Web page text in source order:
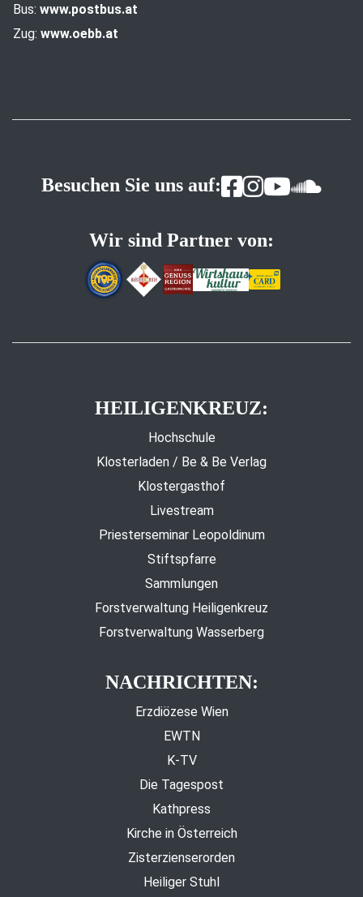
Bus: www.postbus.at
Zug: www.oebb.at
Besuchen Sie uns auf:
Wir sind Partner von:
HEILIGENKREUZ:
Hochschule
Klosterladen / Be & Be Verlag
Klostergasthof
Livestream
Priesterseminar Leopoldinum
Stiftspfarre
Sammlungen
Forstverwaltung Heiligenkreuz
Forstverwaltung Wasserberg
NACHRICHTEN:
Erzdiözese Wien
EWTN
K-TV
Die Tagespost
Kathpress
Kirche in Österreich
Zisterzienserorden
Heiliger Stuhl